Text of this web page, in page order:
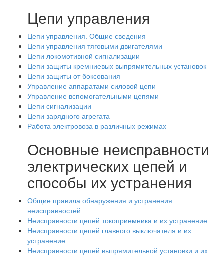
Цепи управления
Цепи управления. Общие сведения
Цепи управления тяговыми двигателями
Цепи локомотивной сигнализации
Цепи защиты кремниевых выпрямительных установок
Цепи защиты от боксования
Управление аппаратами силовой цепи
Управление вспомогательными цепями
Цепи сигнализации
Цепи зарядного агрегата
Работа электровоза в различных режимах
Основные неисправности
электрических цепей и
способы их устранения
Общие правила обнаружения и устранения
неисправностей
Неисправности цепей токоприемника и их устранение
Неисправности цепей главного выключателя и их
устранение
Неисправности цепей выпрямительной установки и их